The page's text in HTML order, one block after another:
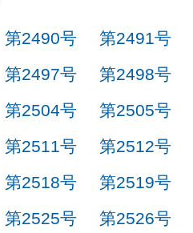
第2490号 第2491号
第2497号 第2498号
第2504号 第2505号
第2511号 第2512号
第2518号 第2519号
第2525号 第2526号